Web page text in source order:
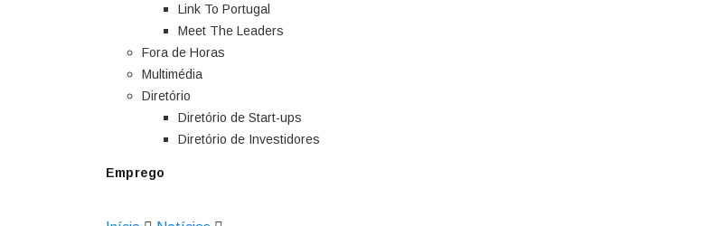
Link To Portugal
Meet The Leaders
Fora de Horas
Multimédia
Diretório
Diretório de Start-ups
Diretório de Investidores
Emprego